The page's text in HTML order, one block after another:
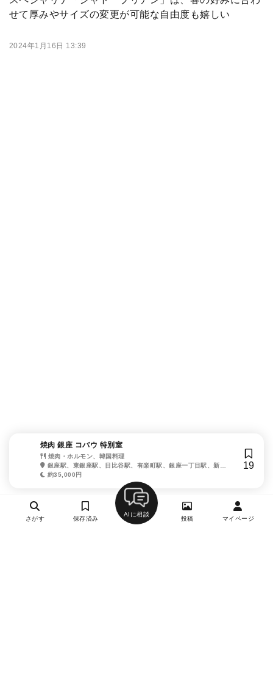
せて厚みやサイズの変更が可能な自由度も嬉しい
2024年1月16日 13:39
焼肉 銀座 コバウ 特別室
焼肉・ホルモン、韓国料理
銀座駅、東銀座駅、日比谷駅、有楽町駅、銀座一丁目駅、新橋
駅、内幸町駅、築地市場駅、汐留駅
約35,000円
19
さがす 保存済み
AIに相談
投稿 マイページ